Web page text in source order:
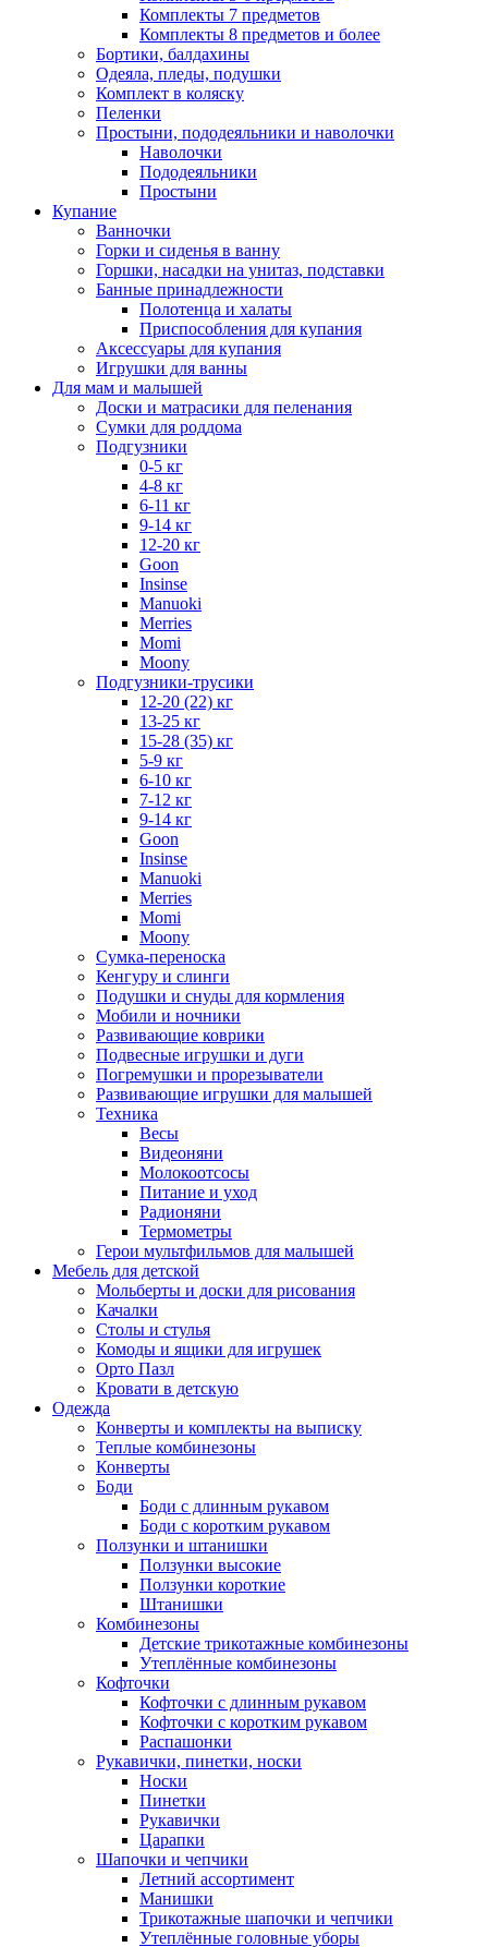
Комплекты 7 предметов
Комплекты 8 предметов и более
Бортики, балдахины
Одеяла, пледы, подушки
Комплект в коляску
Пеленки
Простыни, пододеяльники и наволочки
Наволочки
Пододеяльники
Простыни
Купание
Ванночки
Горки и сиденья в ванну
Горшки, насадки на унитаз, подставки
Банные принадлежности
Полотенца и халаты
Приспособления для купания
Аксессуары для купания
Игрушки для ванны
Для мам и малышей
Доски и матрасики для пеленания
Сумки для роддома
Подгузники
0-5 кг
4-8 кг
6-11 кг
9-14 кг
12-20 кг
Goon
Insinse
Manuoki
Merries
Momi
Moony
Подгузники-трусики
12-20 (22) кг
13-25 кг
15-28 (35) кг
5-9 кг
6-10 кг
7-12 кг
9-14 кг
Goon
Insinse
Manuoki
Merries
Momi
Moony
Сумка-переноска
Кенгуру и слинги
Подушки и снуды для кормления
Мобили и ночники
Развивающие коврики
Подвесные игрушки и дуги
Погремушки и прорезыватели
Развивающие игрушки для малышей
Техника
Весы
Видеоняни
Молокоотсосы
Питание и уход
Радионяни
Термометры
Герои мультфильмов для малышей
Мебель для детской
Мольберты и доски для рисования
Качалки
Столы и стулья
Комоды и ящики для игрушек
Орто Пазл
Кровати в детскую
Одежда
Конверты и комплекты на выписку
Теплые комбинезоны
Конверты
Боди
Боди с длинным рукавом
Боди с коротким рукавом
Ползунки и штанишки
Ползунки высокие
Ползунки короткие
Штанишки
Комбинезоны
Детские трикотажные комбинезоны
Утеплённые комбинезоны
Кофточки
Кофточки с длинным рукавом
Кофточки с коротким рукавом
Распашонки
Рукавички, пинетки, носки
Носки
Пинетки
Рукавички
Царапки
Шапочки и чепчики
Летний ассортимент
Манишки
Трикотажные шапочки и чепчики
Утеплённые головные уборы